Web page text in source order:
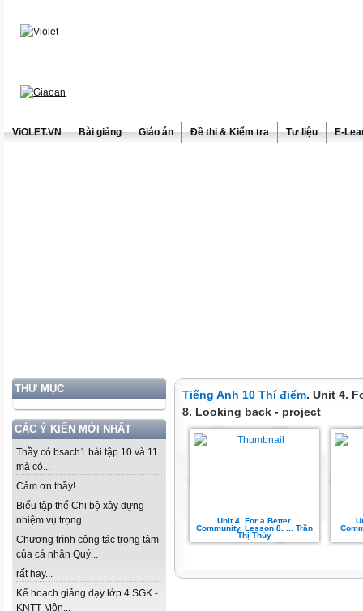
ViOLET.VN Bài giảng Giáo án Đề thi & Kiểm tra Tư liệu E-
THƯ MỤC
CÁC Ý KIẾN MỚI NHẤT
Thầy có bsach1 bài tập 10 và 11
mà có...
Cảm ơn thầy!...
Biểu tập thể Chi bộ xây dựng
nhiệm vụ trọng...
Chương trình công tác trọng tâm
của cá nhân Quý...
rất hay...
Kế hoạch giảng dạy lớp 4 SGK -
KNTT Môn...
Tiếng Anh 10 Thí điểm. Unit 4.
8. Looking back - project
Unit 4. For a Better
Community. Lesson 8. ... Trần
Thị Thúy